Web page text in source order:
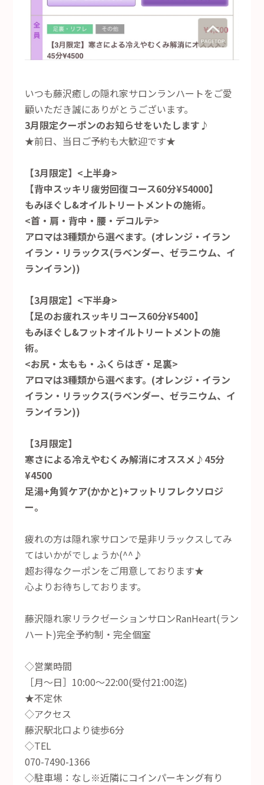
いつも藤沢癒しの隠れ家サロンランハートをご愛
顧いただき誠にありがとうございます。
3月限定クーポンのお知らせをいたします♪
★前日、当日ご予約も大歓迎です★
【3月限定】<上半身>
【背中スッキリ疲労回復コース60分¥54000】
もみほぐし&オイルトリートメントの施術。
<首・肩・背中・腰・デコルテ>
アロマは3種類から選べます。(オレンジ・イラン
イラン・リラックス(ラベンダー、ゼラニウム、イ
ランイラン))
【3月限定】<下半身>
【足のお疲れスッキリコース60分¥5400】
もみほぐし&フットオイルトリートメントの施
術。
<お尻・太もも・ふくらはぎ・足裏>
アロマは3種類から選べます。(オレンジ・イラン
イラン・リラックス(ラベンダー、ゼラニウム、イ
ランイラン))
【3月限定】
寒さによる冷えやむくみ解消にオススメ♪45分
¥4500
足湯+角質ケア(かかと)+フットリフレクソロジ
ー。
疲れの方は隠れ家サロンで是非リラックスしてみ
てはいかがでしょうか(^^♪
超お得なクーポンをご用意しております★
心よりお待ちしております。
藤沢隠れ家リラクゼーションサロンRanHeart(ラン
ハート)完全予約制・完全個室
◇営業時間
［月～日］10:00～22:00(受付21:00迄)
★不定休
◇アクセス
藤沢駅北口より徒歩6分
◇TEL
070-7490-1366
◇駐車場：なし※近隣にコインパーキング有り